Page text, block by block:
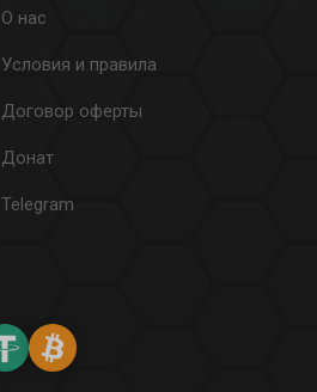
О нас
Условия и правила
Договор оферты
Донат
Telegram